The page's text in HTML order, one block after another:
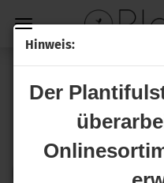
Hinweis:
Der
Sortieren nach